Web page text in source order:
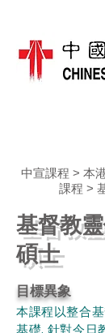
中宣課程 > 本
課程 >
基督教
碩士
目標異象
本課程以整合
基礎, 針對今日